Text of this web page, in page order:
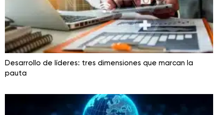
Desarrollo de líderes: tres dimensiones que marcan la
pauta